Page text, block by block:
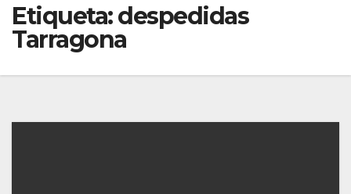
Etiqueta:despedidas
Tarragona